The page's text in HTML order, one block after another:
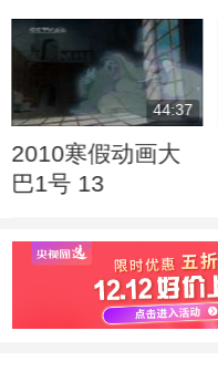
44:37
2010寒假动画大
巴1号 13